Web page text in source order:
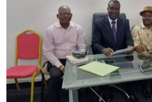
BIEN
MATERIEL
EN
COTED’IVOIRE
:
LES
CONSEILS